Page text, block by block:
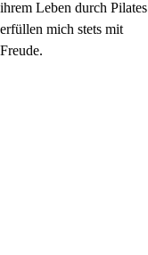
ihrem Leben durch Pilates
erfüllen mich stets mit
Freude.